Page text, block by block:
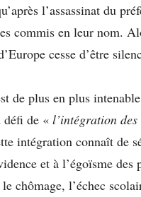
l’assassinat du
commis en leur nom.
cesse d’être
de plus en plus
défi de « l’intégration
intégration connaît de
et à l’égoïsme des
chômage, l’échec